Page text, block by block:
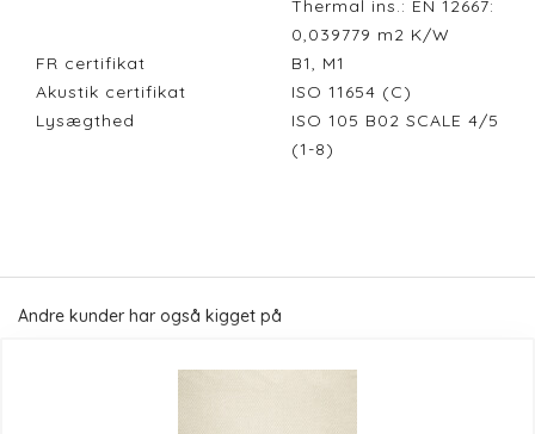
Thermal ins.: EN 12667:
0,039779 m2 K/W
FR certifikat
B1, M1
Akustik certifikat
ISO 11654 (C)
Lysægthed
ISO 105 B02 SCALE 4/5
(1-8)
Andre kunder har også kigget på